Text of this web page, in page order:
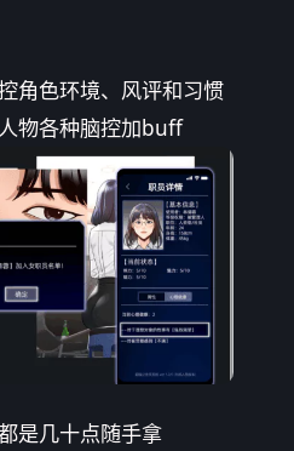
角色环境、风评和习惯
物各种脑控加buff
是几十点随手拿